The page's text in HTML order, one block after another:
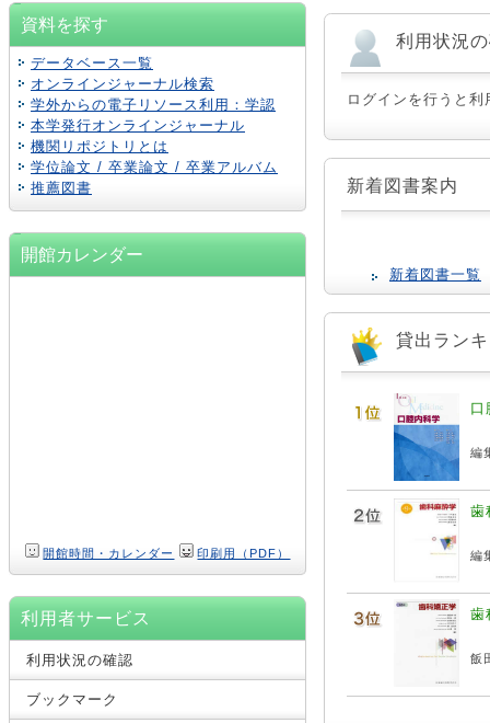
資料を探す
データベース一覧
オンラインジャーナル検索
学外からの電子リソース利用：学認
本学発行オンラインジャーナル
機関リポジトリとは
学位論文 / 卒業論文 / 卒業アルバム
推薦図書
開館カレンダー
開館時間・カレンダー 印刷用（PDF）
利用者サービス
利用状況の確認
ブックマーク
利用状況
ログインを行うと
新着図書案内
新着図書一覧
貸出ラン
口
編
歯
編
歯
飯